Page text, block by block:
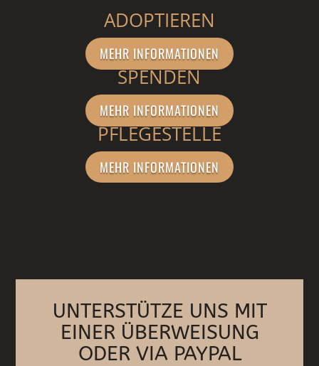
ADOPTIEREN
MEHR INFORMATIONEN
SPENDEN
MEHR INFORMATIONEN
PFLEGESTELLE
MEHR INFORMATIONEN
UNTERSTÜTZE UNS MIT
EINER ÜBERWEISUNG
ODER VIA PAYPAL